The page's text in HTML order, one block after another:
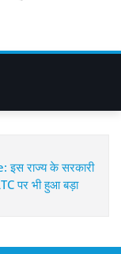
राज्य के सरकारी
पर भी हुआ बड़ा